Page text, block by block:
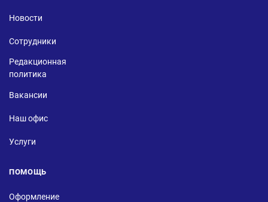
Новости
Сотрудники
Редакционная
политика
Вакансии
Наш офис
Услуги
ПОМОЩЬ
Оформление